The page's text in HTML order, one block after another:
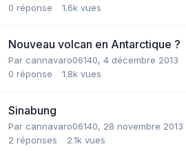
0 réponse 1.6k vues
Nouveau volcan en Antarctique ?
Par cannavaro06140, 4 décembre 2013
0 réponse 1.8k vues
Sinabung
Par cannavaro06140, 28 novembre 2013
2 réponses 2.1k vues